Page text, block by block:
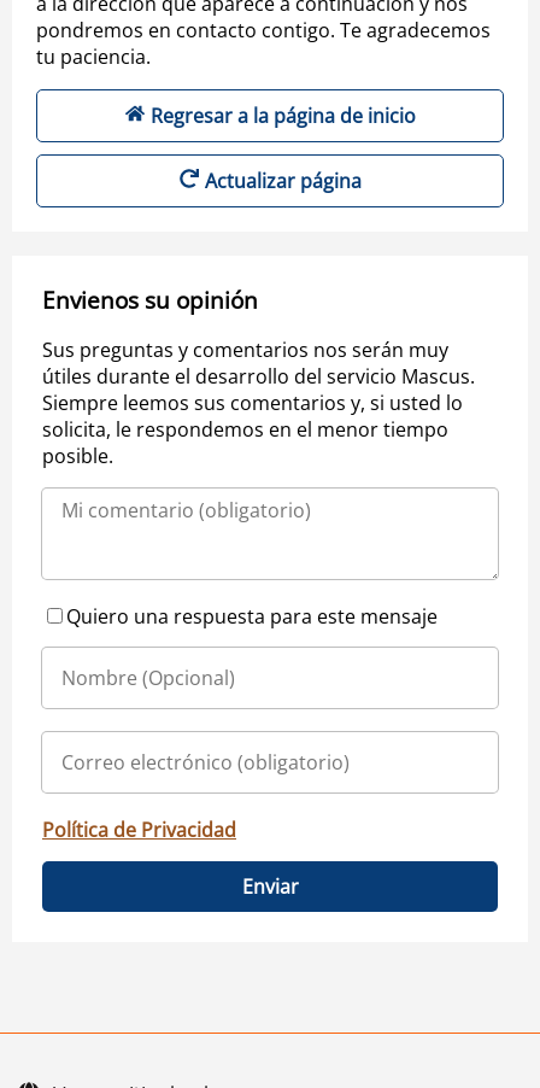
pondremos en contacto contigo. Te agradecemos
tu paciencia.
Regresar a la página de inicio
Actualizar página
Envienos su opinión
Sus preguntas y comentarios nos serán muy
útiles durante el desarrollo del servicio Mascus.
Siempre leemos sus comentarios y, si usted lo
solicita, le respondemos en el menor tiempo
posible.
Quiero una respuesta para este mensaje
Política de Privacidad
Enviar